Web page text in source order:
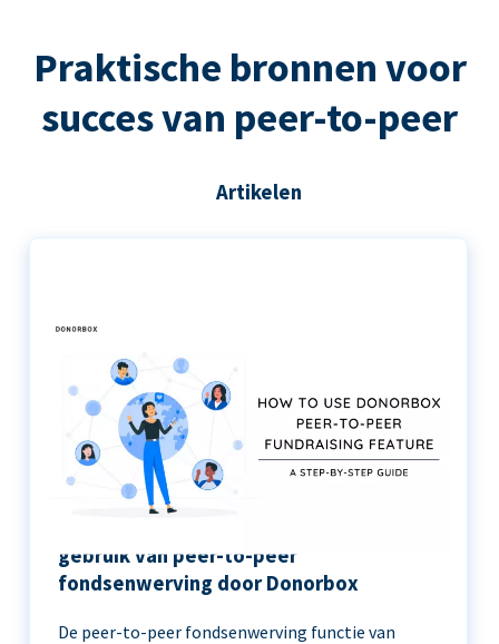
Praktische bronnen voor
succes van peer-to-peer
Artikelen
gebruik van peer-to-peer
fondsenwerving door Donorbox
De peer-to-peer fondsenwerving functie van